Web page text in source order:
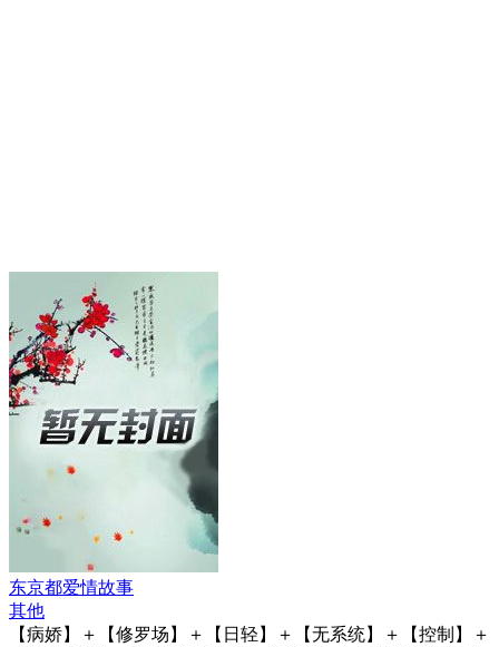
东京都爱情故事
其他
【病娇】＋【修罗场】＋【日轻】＋【无系统】＋【控制】＋